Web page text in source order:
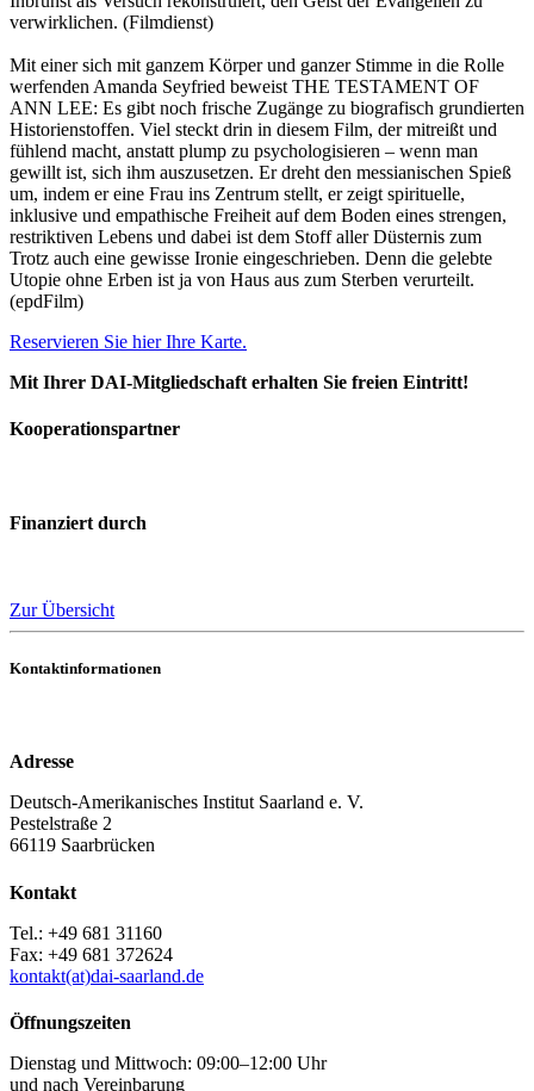
verwirklichen. (Filmdienst)
Mit einer sich mit ganzem Körper und ganzer Stimme in die Rolle
werfenden Amanda Seyfried beweist THE TESTAMENT OF
ANN LEE: Es gibt noch frische Zugänge zu biografisch grundierten
Historienstoffen. Viel steckt drin in diesem Film, der mitreißt und
fühlend macht, anstatt plump zu psychologisieren – wenn man
gewillt ist, sich ihm auszusetzen. Er dreht den messianischen Spieß
um, indem er eine Frau ins Zentrum stellt, er zeigt spirituelle,
inklusive und empathische Freiheit auf dem Boden eines strengen,
restriktiven Lebens und dabei ist dem Stoff aller Düsternis zum
Trotz auch eine gewisse Ironie eingeschrieben. Denn die gelebte
Utopie ohne Erben ist ja von Haus aus zum Sterben verurteilt.
(epdFilm)
Reservieren Sie hier Ihre Karte.
Mit Ihrer DAI-Mitgliedschaft erhalten Sie freien Eintritt!
Kooperationspartner
Finanziert durch
Zur Übersicht
Kontaktinformationen
Adresse
Deutsch-Amerikanisches Institut Saarland e. V.
Pestelstraße 2
66119 Saarbrücken
Kontakt
Tel.: +49 681 31160
Fax: +49 681 372624
kontakt(at)dai-saarland.de
Öffnungszeiten
Dienstag und Mittwoch: 09:00–12:00 Uhr
und nach Vereinbarung